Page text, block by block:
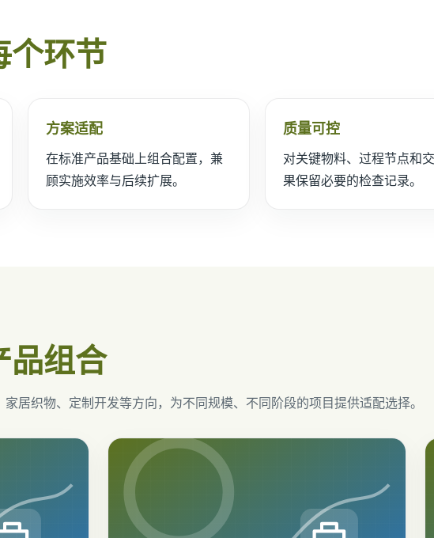
个环节
方案适配
在标准产品基础上组合配置，兼
顾实施效率与后续扩展。
质量可控
对关键物料、过程节点和
果保留必要的检查记录。
品组合
居织物、定制开发等方向，为不同规模、不同阶段的项目提供适配选择。